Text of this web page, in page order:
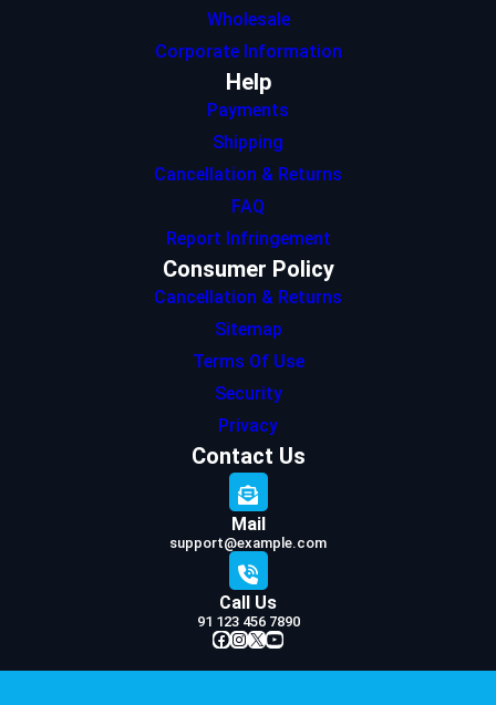
Wholesale
Corporate Information
Help
Payments
Shipping
Cancellation & Returns
FAQ
Report Infringement
Consumer Policy
Cancellation & Returns
Sitemap
Terms Of Use
Security
Privacy
Contact Us
Mail
support@example.com
Call Us
91 123 456 7890
Facebook InstagramX YouTube